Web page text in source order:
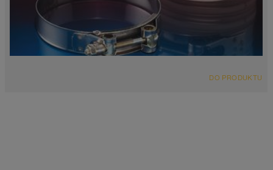
DO PRODUKTU